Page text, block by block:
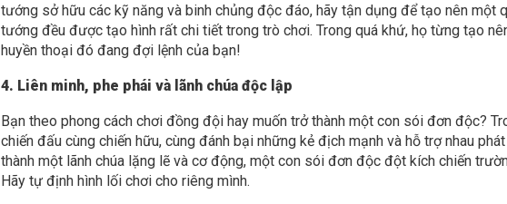
tướng sở hữu các kỹ năng và binh chủng độc đáo, hãy tận dụng để tạo nên một
tướng đều được tạo hình rất chi tiết trong trò chơi. Trong quá khứ, họ từng tạo
huyền thoại đó đang đợi lệnh của bạn!
4. Liên minh, phe phái và lãnh chúa độc lập
Bạn theo phong cách chơi đồng đội hay muốn trở thành một con sói đơn độc?
chiến đấu cùng chiến hữu, cùng đánh bại những kẻ địch mạnh và hỗ trợ nhau
thành một lãnh chúa lặng lẽ và cơ động, một con sói đơn độc đột kích chiến
Hãy tự định hình lối chơi cho riêng mình.